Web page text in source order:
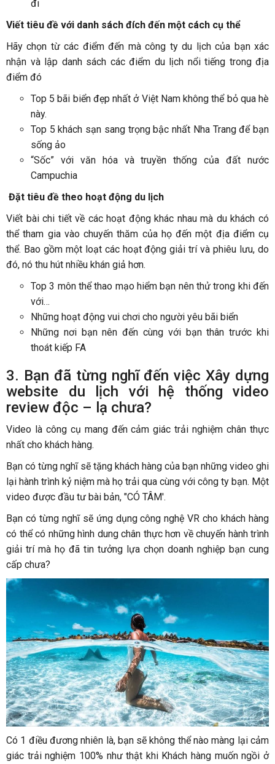
đi
Viết tiêu đề với danh sách đích đến một cách cụ thể
Hãy chọn từ các điểm đến mà công ty du lịch của bạn xác
nhận và lập danh sách các điểm du lịch nổi tiếng trong địa
điểm đó
Top 5 bãi biển đẹp nhất ở Việt Nam không thể bỏ qua hè
này.
Top 5 khách sạn sang trọng bậc nhất Nha Trang để bạn
sống ảo
“Sốc” với văn hóa và truyền thống của đất nước
Campuchia
Đặt tiêu đề theo hoạt động du lịch
Viết bài chi tiết về các hoạt động khác nhau mà du khách có
thể tham gia vào chuyến thăm của họ đến một địa điểm cụ
thể. Bao gồm một loạt các hoạt động giải trí và phiêu lưu, do
đó, nó thu hút nhiều khán giả hơn.
Top 3 môn thể thao mạo hiểm bạn nên thử trong khi đến
với…
Những hoạt động vui chơi cho người yêu bãi biển
Những nơi bạn nên đến cùng với bạn thân trước khi
thoát kiếp FA
3. Bạn đã từng nghĩ đến việc Xây dựng
website du lịch với hệ thống video
review độc – lạ chưa?
Video là công cụ mang đến cảm giác trải nghiệm chân thực
nhất cho khách hàng.
Bạn có từng nghĩ sẽ tặng khách hàng của bạn những video ghi
lại hành trình kỷ niệm mà họ trải qua cùng với công ty bạn. Một
video được đầu tư bài bản, "CÓ TÂM'.
Bạn có từng nghĩ sẽ ứng dụng công nghệ VR cho khách hàng
có thể có những hình dung chân thực hơn về chuyến hành trình
giải trí mà họ đã tin tưởng lựa chọn doanh nghiệp bạn cung
cấp chưa?
Có 1 điều đương nhiên là, bạn sẽ không thể nào màng lại cảm
giác trải nghiệm 100% như thật khi Khách hàng muốn ngồi ở